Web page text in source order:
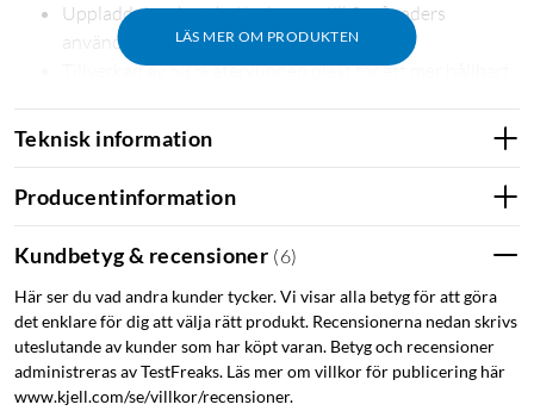
LÄS MER OM PRODUKTEN
Uppladdningsbart batteri – upp till 3 månaders
användning per laddning.
Tillverkad av 53 % återvunnen plast för ett mer hållbart
Ergonomi för hela arbetsdagen
Bayo II är utformad för att minska belastningen på
handled och underarm tack vare sin vertikala design
med en optimal vinkel på 57 grader. Den passar perfekt
för dig som arbetar långa timmar vid datorn och vill
förebygga musarm och andra belastningsskador.
Trådlös frihet och lång batteritid
Musen ansluts trådlöst via en 2.4 GHz USB-mottagare
Teknisk information
Producentinformation
Kundbetyg & recensioner (6)
Här ser du vad andra kunder tycker. Vi visar alla betyg för att göra
det enklare för dig att välja rätt produkt. Recensionerna nedan skrivs
uteslutande av kunder som har köpt varan. Betyg och recensioner
administreras av TestFreaks. Läs mer om villkor för publicering här
www.kjell.com/se/villkor/recensioner.